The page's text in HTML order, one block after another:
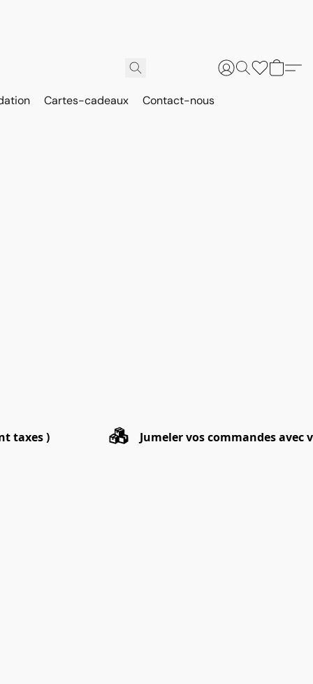
Cartes-cadeaux Contact-nous
taxes ) Jumeler vos commandes avec